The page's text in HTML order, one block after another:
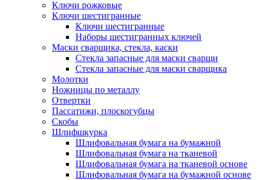
Ключи рожковые
Ключи шестигранные
Ключи шестигранные
Наборы шестигранных ключей
Маски сварщика, стекла, каски
Стекла запасные для маски сварщи
Стекла запасные для маски сварщика
Молотки
Ножницы по металлу
Отвертки
Пассатижи, плоскогубцы
Скобы
Шлифшкурка
Шлифовальная бумага на бумажной
Шлифовальная бумага на тканевой
Шлифовальная бумага на тканевой основе
Шлифовальная бумага на бумажной основе